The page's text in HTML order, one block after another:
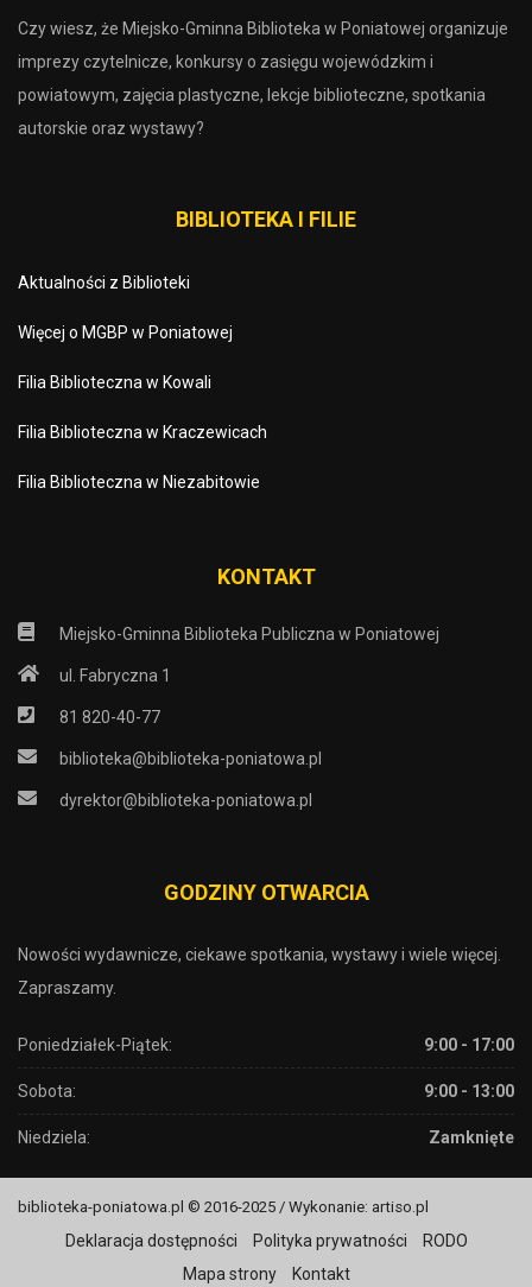
Czy wiesz, że Miejsko-Gminna Biblioteka w Poniatowej organizuje
imprezy czytelnicze, konkursy o zasięgu wojewódzkim i
powiatowym, zajęcia plastyczne, lekcje biblioteczne, spotkania
autorskie oraz wystawy?
BIBLIOTEKA I FILIE
Aktualności z Biblioteki
Więcej o MGBP w Poniatowej
Filia Biblioteczna w Kowali
Filia Biblioteczna w Kraczewicach
Filia Biblioteczna w Niezabitowie
KONTAKT
Miejsko-Gminna Biblioteka Publiczna w Poniatowej
ul. Fabryczna 1
81 820-40-77
biblioteka@biblioteka-poniatowa.pl
dyrektor@biblioteka-poniatowa.pl
GODZINY OTWARCIA
Nowości wydawnicze, ciekawe spotkania, wystawy i wiele więcej.
Zapraszamy.
Poniedziałek-Piątek: 9:00 - 17:00
Sobota: 9:00 - 13:00
Niedziela: Zamknięte
biblioteka-poniatowa.pl © 2016-2025 / Wykonanie: artiso.pl
Deklaracja dostępności Polityka prywatności
RODO
Mapa strony
Kontakt